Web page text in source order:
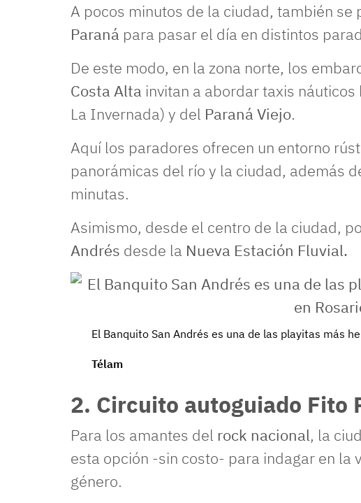
A pocos minutos de la ciudad, también
Paraná para pasar el día en distintos
De este modo, en la zona norte, los
Costa Alta invitan a abordar taxis
La Invernada) y del Paraná Viejo.
Aquí los paradores ofrecen un entorno
panorámicas del río y la ciudad, además
minutas.
Asimismo, desde el centro de la ciudad,
Andrés desde la Nueva Estación Fluvial.
El Banquito San Andrés es una de las playitas más
Télam
2. Circuito autoguiado Fito
Para los amantes del rock nacional, la
esta opción -sin costo- para indagar en la
género.